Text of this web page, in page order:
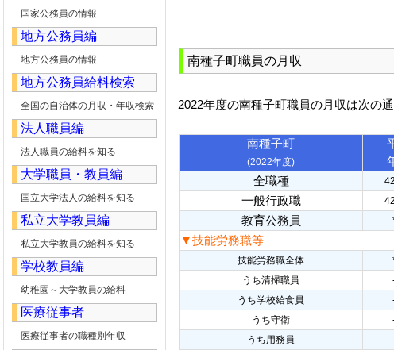
南種子町職員の月収
2022年度の南種子町職員の月収は次の通
南種子町
(2022年度)
全職種
一般行政職
教育公務員
▼技能労務職等
技能労務職全体
うち清掃職員
うち学校給食員
うち守衛
うち用務員
国家公務員の情報
地方公務員編
地方公務員の情報
地方公務員給料検索
全国の自治体の月収・年収検索
法人職員編
法人職員の給料を知る
大学職員・教員編
国立大学法人の給料を知る
私立大学教員編
私立大学教員の給料を知る
学校教員編
幼稚園～大学教員の給料
医療従事者
医療従事者の職種別年収